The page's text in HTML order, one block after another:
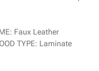
Faux Leather
TYPE: Laminate